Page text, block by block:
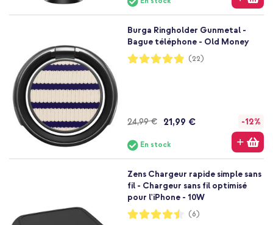
Burga Ringholder Gunmetal -
Bague téléphone - Old Money
Notation:
97%
(22)
24,99 € 21,99 € -12%
En stock
Zens Chargeur rapide simple sans
fil - Chargeur sans fil optimisé
pour l'iPhone - 10W
Notation:
90%
(6)